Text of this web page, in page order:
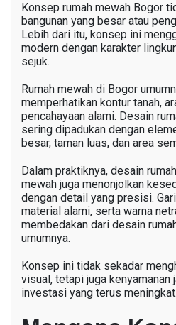
Konsep rumah mewah Bogor
bangunan yang besar atau
Lebih dari itu, konsep ini
modern dengan karakter
sejuk.
Rumah mewah di Bogor
memperhatikan kontur tanah,
pencahayaan alami. Desain
sering dipadukan dengan
besar, taman luas, dan area
Dalam praktiknya, desain
mewah juga menonjolkan
dengan detail yang presisi.
material alami, serta warna
membedakan dari desain
umumnya.
Konsep ini tidak sekadar
visual, tetapi juga kenyamanan
investasi yang terus meningkat.